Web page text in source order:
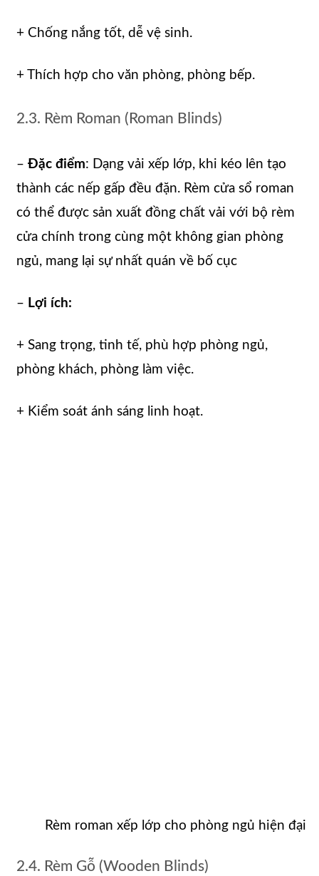
+ Chống nắng tốt, dễ vệ sinh.
+ Thích hợp cho văn phòng, phòng bếp.
2.3. Rèm Roman (Roman Blinds)
– Đặc điểm: Dạng vải xếp lớp, khi kéo lên tạo
thành các nếp gấp đều đặn. Rèm cửa sổ roman
có thể được sản xuất đồng chất vải với bộ rèm
cửa chính trong cùng một không gian phòng
ngủ, mang lại sự nhất quán về bố cục
– Lợi ích:
+ Sang trọng, tinh tế, phù hợp phòng ngủ,
phòng khách, phòng làm việc.
+ Kiểm soát ánh sáng linh hoạt.
Rèm roman xếp lớp cho phòng ngủ hiện đại
2.4. Rèm Gỗ (Wooden Blinds)